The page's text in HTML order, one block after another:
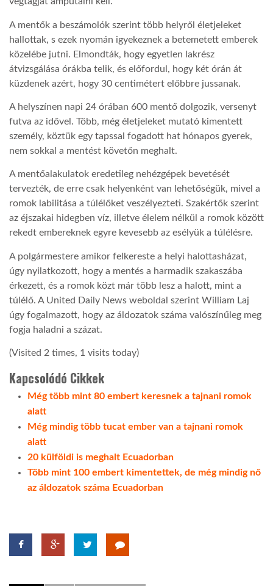
A mentők a beszámolók szerint több helyről életjeleket
hallottak, s ezek nyomán igyekeznek a betemetett emberek
közelébe jutni. Elmondták, hogy egyetlen lakrész
átvizsgálása órákba telik, és előfordul, hogy két órán át
küzdenek azért, hogy 30 centimétert előbbre jussanak.
A helyszínen napi 24 órában 600 mentő dolgozik, versenyt
futva az idővel. Több, még életjeleket mutató kimentett
személy, köztük egy tapssal fogadott hat hónapos gyerek,
nem sokkal a mentést követőn meghalt.
A mentőalakulatok eredetileg nehézgépek bevetését
tervezték, de erre csak helyenként van lehetőségük, mivel a
romok labilitása a túlélőket veszélyezteti. Szakértők szerint
az éjszakai hidegben víz, illetve élelem nélkül a romok között
rekedt embereknek egyre kevesebb az esélyük a túlélésre.
A polgármestere amikor felkereste a helyi halottasházat,
úgy nyilatkozott, hogy a mentés a harmadik szakaszába
érkezett, és a romok közt már több lesz a halott, mint a
túlélő. A United Daily News weboldal szerint William Laj
úgy fogalmazott, hogy az áldozatok száma valószínűleg meg
fogja haladni a százat.
(Visited 2 times, 1 visits today)
Kapcsolódó Cikkek
Még több mint 80 embert keresnek a tajnani romok
alatt
Még mindig több tucat ember van a tajnani romok
alatt
20 külföldi is meghalt Ecuadorban
Több mint 100 embert kimentettek, de még mindig nő
az áldozatok száma Ecuadorban